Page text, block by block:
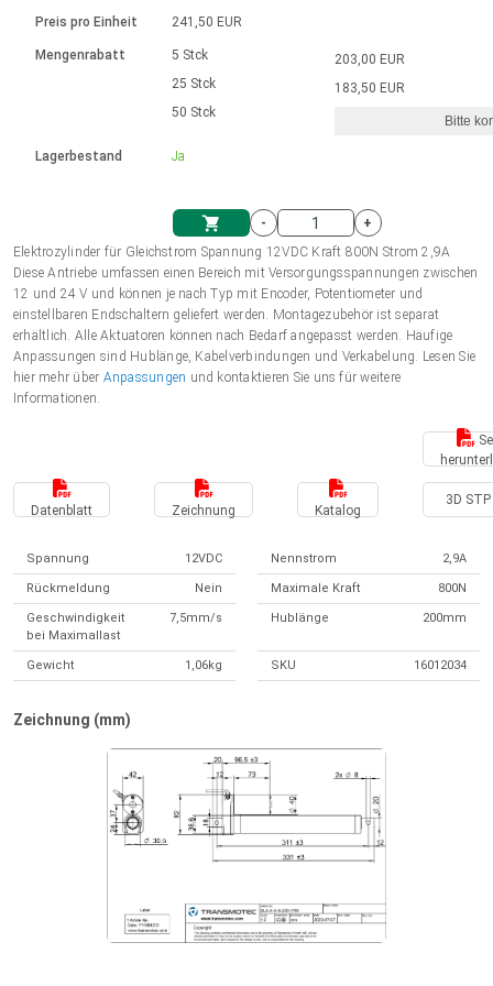
Einheitssystem
Einkaufswagen
Hubmagnete
230 - 50 Hz | 110 - 60 Hz
Drehzahlregelung für die AIS-Serie
Bürstenlose Gleichstrommotoren
mit Planetengetriebe und internem
Ø 28-42| 1-1400 rpm | <= 290Ncm
Bürstenlose DC Motor Controller
Gleichstrommotoren mit
Schneckengetriebe und Bürsten
Ø43-124mm | 31-425rpm | ≤ 41Nm
Treiber für Gleichstrommotoren mit
Synchron-Asynchron | für 1-4 Elektrozylinder
Synchron-Asynchron | für 1-4 Elektrozylinder
Français (EUR)
Polski (EUR)
Norsk (NOK)
Suomi (EUR)
Preis pro Einheit
Mengenrabatt
Lagerbestand
241,50 EUR
5 Stck
25 Stck
50 Stck
Ja
203,00 EUR
183,50 EUR
Bitte
-
+
Elektrozylinder für Gleichstrom Spannung 12VDC Kraft 800N Strom 2,9A
Diese Antriebe umfassen einen Bereich mit Versorgungsspannungen zwischen
12 und 24 V und können je nach Typ mit Encoder, Potentiometer und
einstellbaren Endschaltern geliefert werden. Montagezubehör ist separat
erhältlich. Alle Aktuatoren können nach Bedarf angepasst werden. Häufige
Anpassungen sind Hublänge, Kabelverbindungen und Verkabelung. Lesen Sie
hier mehr über Anpassungen und kontaktieren Sie uns für weitere
Informationen.
Datenblatt Zeichnung Katalog
3D STP
Spannung 12VDC Nennstrom 2,9A
Rückmeldung Nein Maximale Kraft 800N
Geschwindigkeit
bei Maximallast
7,5mm/s Hublänge 200mm
Gewicht 1,06kg SKU 16012034
Zeichnung (mm)